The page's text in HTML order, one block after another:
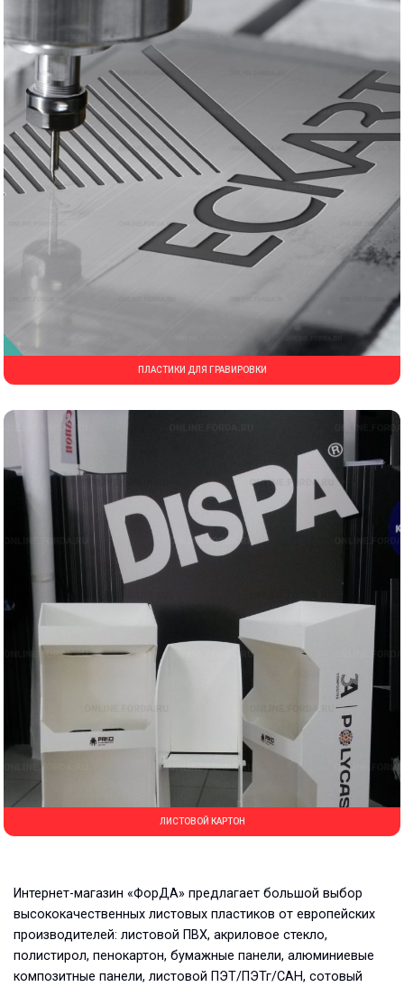
ПЛАСТИКИ ДЛЯ ГРАВИРОВКИ
ЛИСТОВОЙ КАРТОН
Интернет-магазин «ФорДА» предлагает большой выбор
высококачественных листовых пластиков от европейских
производителей: листовой ПВХ, акриловое стекло,
полистирол, пенокартон, бумажные панели, алюминиевые
композитные панели, листовой ПЭТ/ПЭТг/САН, сотовый